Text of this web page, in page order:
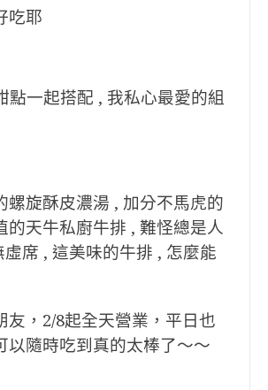
吃耶
點一起搭配 , 我私心最愛的組
螺旋酥皮濃湯 , 加分不馬虎的
的天牛私廚牛排 , 難怪總是人
虛席 , 這美味的牛排 , 怎麼能
友，2/8起全天營業，平日也
以隨時吃到真的太棒了～～